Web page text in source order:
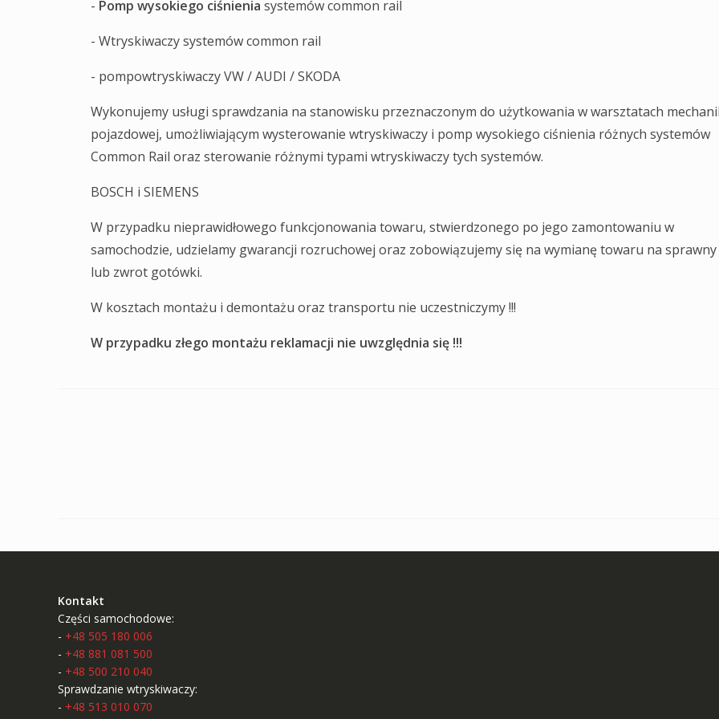
- Pomp wysokiego ciśnienia systemów common rail
- Wtryskiwaczy systemów common rail
- pompowtryskiwaczy VW / AUDI / SKODA
Wykonujemy usługi sprawdzania na stanowisku przeznaczonym do użytkowania w warsztatach
pojazdowej, umożliwiającym wysterowanie wtryskiwaczy i pomp wysokiego ciśnienia różnych systemów
Common Rail oraz sterowanie różnymi typami wtryskiwaczy tych systemów.
BOSCH i SIEMENS
W przypadku nieprawidłowego funkcjonowania towaru, stwierdzonego po jego zamontowaniu w
samochodzie, udzielamy gwarancji rozruchowej oraz zobowiązujemy się na wymianę towaru na sprawny
lub zwrot gotówki.
W kosztach montażu i demontażu oraz transportu nie uczestniczymy !!!
W przypadku złego montażu reklamacji nie uwzględnia się !!!
Kontakt
Części samochodowe:
- +48 505 180 006
- +48 881 081 500
- +48 500 210 040
Sprawdzanie wtryskiwaczy:
- +48 513 010 070